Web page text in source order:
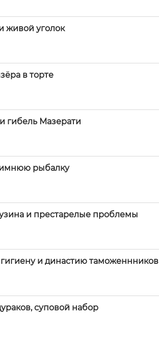
живой уголок
в торте
гибель Мазерати
рыбалку
и престарелые проблемы
и династию таможеннников
суповой набор